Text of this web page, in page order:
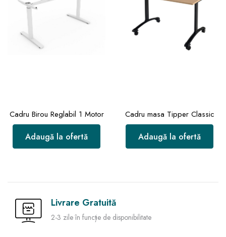
Cadru Birou Reglabil 1 Motor
Adaugă la ofertă
Cadru masa Tipper Classic
Adaugă la ofertă
Livrare Gratuită
2-3 zile în funcție de disponibilitate